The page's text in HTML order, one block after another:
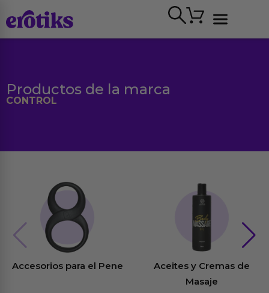
al
contenido
Carrito
Productos de la marca
CONTROL
Accesorios para el Pene
Aceites y Cremas de
Masaje